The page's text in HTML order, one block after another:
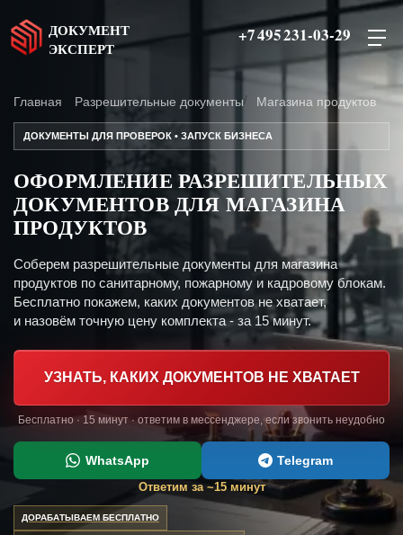
ДОКУМЕНТ
ЭКСПЕРТ
+7 495 231-03-29
Главная Разрешительные документы Магазина продуктов
ДОКУМЕНТЫ ДЛЯ ПРОВЕРОК • ЗАПУСК БИЗНЕСА
ОФОРМЛЕНИЕ РАЗРЕШИТЕЛЬНЫХ
ДОКУМЕНТОВ ДЛЯ МАГАЗИНА
ПРОДУКТОВ
Соберем разрешительные документы для магазина
продуктов по санитарному, пожарному и кадровому блокам.
Бесплатно покажем, каких документов не хватает,
и назовём точную цену комплекта - за 15 минут.
УЗНАТЬ, КАКИХ ДОКУМЕНТОВ НЕ ХВАТАЕТ
Бесплатно · 15 минут · ответим в мессенджере, если звонить неудобно
WhatsApp Telegram
Ответим за ~15 минут
ДОРАБАТЫВАЕМ БЕСПЛАТНО